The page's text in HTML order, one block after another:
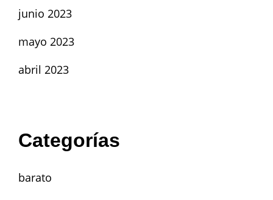
junio 2023
mayo 2023
abril 2023
Categorías
barato